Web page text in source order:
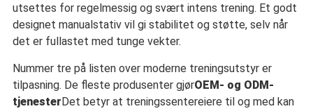
utsettes for regelmessig og svært intens trening. Et godt
designet manualstativ vil gi stabilitet og støtte, selv når
det er fullastet med tunge vekter.
Nummer tre på listen over moderne treningsutstyr er
tilpasning. De fleste produsenter gjørOEM- og ODM-
tjenesterDet betyr at treningssentereiere til og med kan